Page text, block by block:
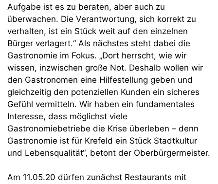
Aufgabe ist es zu beraten, aber auch zu
überwachen. Die Verantwortung, sich korrekt zu
verhalten, ist ein Stück weit auf den einzelnen
Bürger verlagert.“ Als nächstes steht dabei die
Gastronomie im Fokus. „Dort herrscht, wie wir
wissen, inzwischen große Not. Deshalb wollen wir
den Gastronomen eine Hilfestellung geben und
gleichzeitig den potenziellen Kunden ein sicheres
Gefühl vermitteln. Wir haben ein fundamentales
Interesse, dass möglichst viele
Gastronomiebetriebe die Krise überleben – denn
Gastronomie ist für Krefeld ein Stück Stadtkultur
und Lebensqualität“, betont der Oberbürgermeister.
Am 11.05.20 dürfen zunächst Restaurants mit